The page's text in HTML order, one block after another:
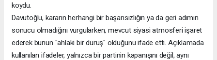
koydu.
Davutoğlu, kararın herhangi bir başarısızlığın ya da geri adımın
sonucu olmadığını vurgularken, mevcut siyasi atmosferi işaret
ederek bunun "ahlaki bir duruş" olduğunu ifade etti. Açıklamada
kullanılan ifadeler, yalnızca bir partinin kapanışını değil, aynı